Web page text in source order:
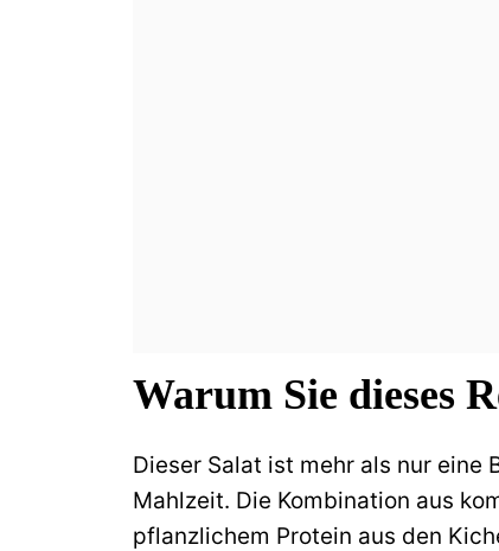
Warum Sie dieses
Dieser Salat ist mehr als nur eine
Mahlzeit. Die Kombination aus
pflanzlichem Protein aus den